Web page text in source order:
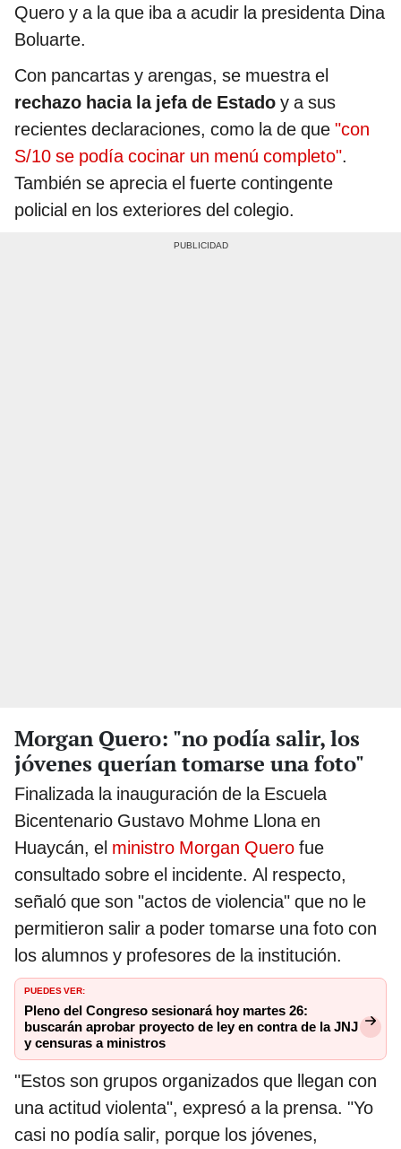
Quero y a la que iba a acudir la presidenta Dina
Boluarte.
Con pancartas y arengas, se muestra el
rechazo hacia la jefa de Estado y a sus
recientes declaraciones, como la de que "con
S/10 se podía cocinar un menú completo".
También se aprecia el fuerte contingente
policial en los exteriores del colegio.
Morgan Quero: "no podía salir, los
jóvenes querían tomarse una foto"
Finalizada la inauguración de la Escuela
Bicentenario Gustavo Mohme Llona en
Huaycán, el ministro Morgan Quero fue
consultado sobre el incidente. Al respecto,
señaló que son "actos de violencia" que no le
permitieron salir a poder tomarse una foto con
los alumnos y profesores de la institución.
PUEDES VER:
Pleno del Congreso sesionará hoy martes 26:
buscarán aprobar proyecto de ley en contra de la JNJ
y censuras a ministros
"Estos son grupos organizados que llegan con
una actitud violenta", expresó a la prensa. "Yo
casi no podía salir, porque los jóvenes,